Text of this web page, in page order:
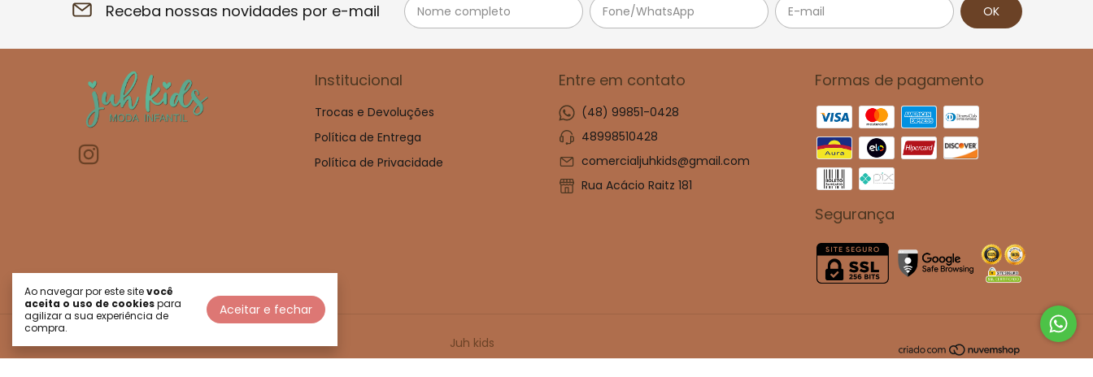
Ao navegar por este sitevocê
aceita o uso de cookiespara
agilizar a sua experiência de
compra.
Aceitar e fechar
Receba nossas novidades por e-mail
Institucional
Trocas e Devoluções
Política de Entrega
Política de Privacidade
Entre em contato
(48) 99851-0428
48998510428
comercialjuhkids@gmail.com
Rua Acácio Raitz 181
Formas de pagamento
Segurança
Juh kids
©2026. Juh Kids - 47114917000180. Todos os direitos reservados.